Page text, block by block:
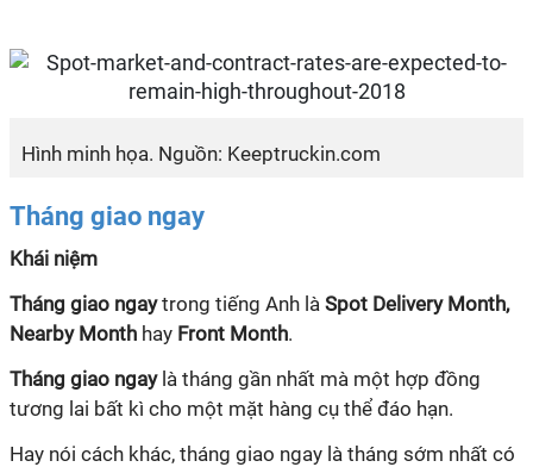
Hình minh họa. Nguồn: Keeptruckin.com
Tháng giao ngay
Khái niệm
Tháng giao ngaytrong tiếng Anh là Spot Delivery Month,
Nearby Month hay Front Month.
Tháng giao ngaylà tháng gần nhất mà một hợp đồng
tương lai bất kì cho một mặt hàng cụ thể đáo hạn.
Hay nói cách khác, tháng giao ngay là tháng sớm nhất có